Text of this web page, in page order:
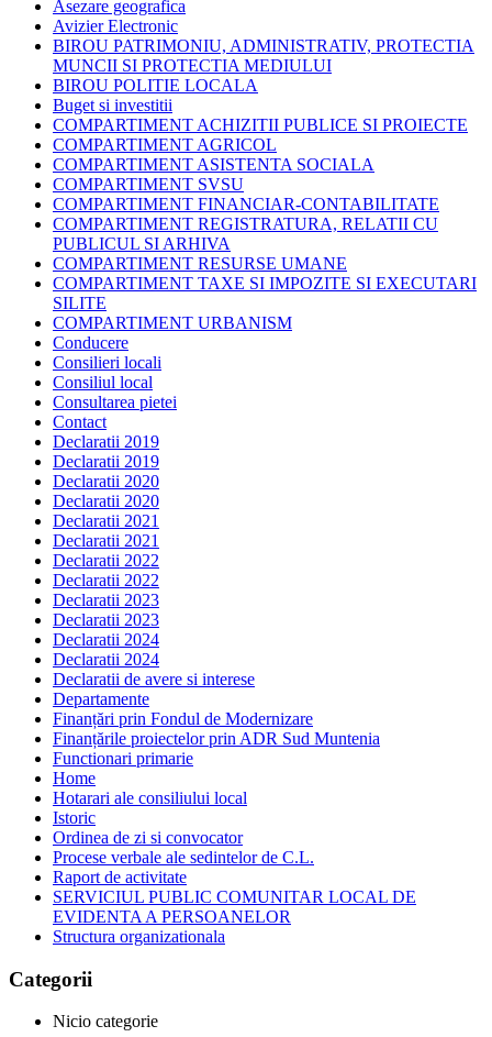
Asezare geografica
Avizier Electronic
BIROU PATRIMONIU, ADMINISTRATIV, PROTECTIA
MUNCII SI PROTECTIA MEDIULUI
BIROU POLITIE LOCALA
Buget si investitii
COMPARTIMENT ACHIZITII PUBLICE SI PROIECTE
COMPARTIMENT AGRICOL
COMPARTIMENT ASISTENTA SOCIALA
COMPARTIMENT SVSU
COMPARTIMENT FINANCIAR-CONTABILITATE
COMPARTIMENT REGISTRATURA, RELATII CU
PUBLICUL SI ARHIVA
COMPARTIMENT RESURSE UMANE
COMPARTIMENT TAXE SI IMPOZITE SI EXECUTARI
SILITE
COMPARTIMENT URBANISM
Conducere
Consilieri locali
Consiliul local
Consultarea pietei
Contact
Declaratii 2019
Declaratii 2019
Declaratii 2020
Declaratii 2020
Declaratii 2021
Declaratii 2021
Declaratii 2022
Declaratii 2022
Declaratii 2023
Declaratii 2023
Declaratii 2024
Declaratii 2024
Declaratii de avere si interese
Departamente
Finanțări prin Fondul de Modernizare
Finanțările proiectelor prin ADR Sud Muntenia
Functionari primarie
Home
Hotarari ale consiliului local
Istoric
Ordinea de zi si convocator
Procese verbale ale sedintelor de C.L.
Raport de activitate
SERVICIUL PUBLIC COMUNITAR LOCAL DE
EVIDENTA A PERSOANELOR
Structura organizationala
Categorii
Nicio categorie